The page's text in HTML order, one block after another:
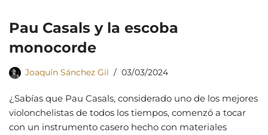
Pau Casals y la escoba
monocorde
Joaquín Sánchez Gil 03/03/2024
¿Sabías que Pau Casals, considerado uno de los mejores
violonchelistas de todos los tiempos, comenzó a tocar
con un instrumento casero hecho con materiales